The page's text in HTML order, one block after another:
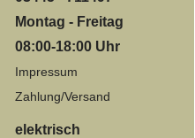
Montag - Freitag
08:00-18:00 Uhr
Impressum
Zahlung/Versand
elektrisch